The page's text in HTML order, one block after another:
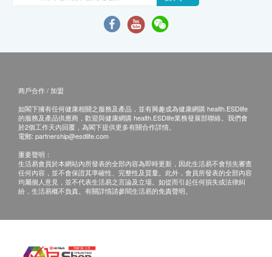
商戶合作 / 加盟
如閣下擁有任何健康相關之服務及產品，並有興趣成為健康網購 health.ESDlife
的服務及產品供應商，歡迎與健康網購 health.ESDlife業務發展部聯絡。我們會
於2個工作天內回覆，為閣下提供更多有關合作詳情。
電郵: partnership@esdlife.com
重要聲明：
生活易會員於本網站內所發表的全部內容為即時更新，因此生活易不會預先審查
任何內容，並不會保證其準確性、完整性及質量。此外，會員所發表的全部內容
均屬個人意見，並不代表生活易之言論及立場。如從而引起任何損失或法律糾
紛，生活易概不負責。有關詳情請參閱生活易的免責聲明。